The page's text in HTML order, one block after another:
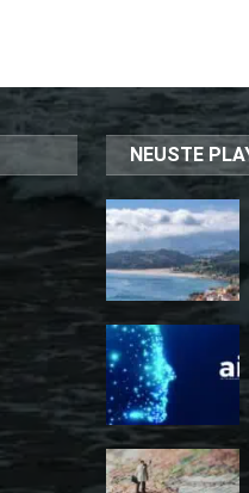
NEUSTE